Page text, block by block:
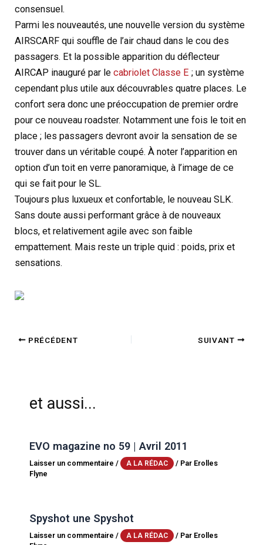
consensuel.
Parmi les nouveautés, une nouvelle version du système
AIRSCARF qui souffle de l’air chaud dans le cou des
passagers. Et la possible apparition du déflecteur
AIRCAP inauguré par lecabriolet Classe E ; un système
cependant plus utile aux découvrables quatre places. Le
confort sera donc une préoccupation de premier ordre
pour ce nouveau roadster. Notamment une fois le toit en
place ; les passagers devront avoir la sensation de se
trouver dans un véritable coupé. À noter l’apparition en
option d’un toit en verre panoramique, à l’image de ce
qui se fait pour le SL.
Toujours plus luxueux et confortable, le nouveau SLK.
Sans doute aussi performant grâce à de nouveaux
blocs, et relativement agile avec son faible
empattement. Mais reste un triple quid : poids, prix et
sensations.
PRÉCÉDENT SUIVANT
et aussi...
EVO magazine no 59 | Avril 2011
Laisser un commentaire / A LA RÉDAC / Par Erolles
Flyne
Spyshot une Spyshot
Laisser un commentaire / A LA RÉDAC / Par Erolles